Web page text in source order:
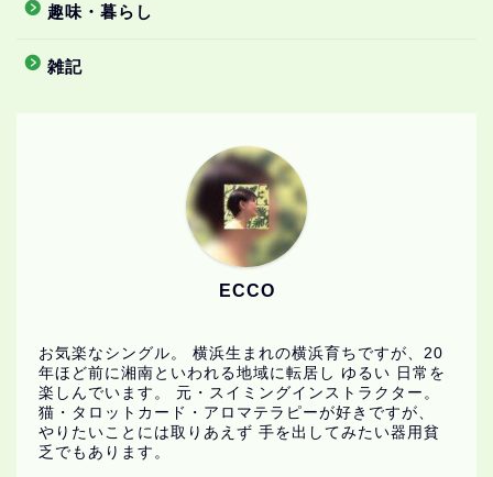
趣味・暮らし
雑記
ECCO
お気楽なシングル。 横浜生まれの横浜育ちですが、20
年ほど前に湘南といわれる地域に転居し ゆるい 日常を
楽しんでいます。 元・スイミングインストラクター。
猫・タロットカード・アロマテラピーが好きですが、
やりたいことには取りあえず 手を出してみたい器用貧
乏でもあります。